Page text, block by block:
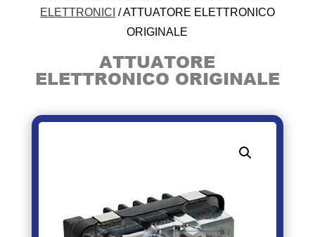
ELETTRONICI / ATTUATORE ELETTRONICO
ORIGINALE
ATTUATORE
ELETTRONICO ORIGINALE